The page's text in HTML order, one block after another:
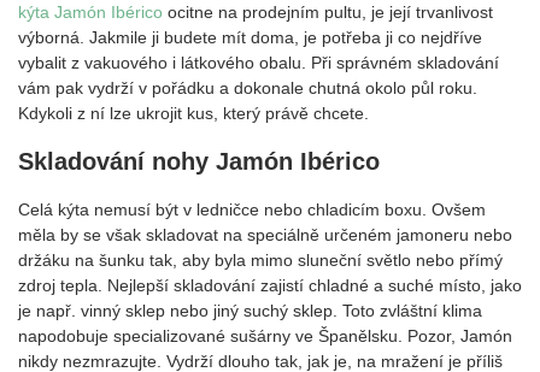
kýta Jamón Ibérico ocitne na prodejním pultu, je její trvanlivost
výborná. Jakmile ji budete mít doma, je potřeba ji co nejdříve
vybalit z vakuového i látkového obalu. Při správném skladování
vám pak vydrží v pořádku a dokonale chutná okolo půl roku.
Kdykoli z ní lze ukrojit kus, který právě chcete.
Skladování nohy Jamón Ibérico
Celá kýta nemusí být v ledničce nebo chladicím boxu. Ovšem
měla by se však skladovat na speciálně určeném jamoneru nebo
držáku na šunku tak, aby byla mimo sluneční světlo nebo přímý
zdroj tepla. Nejlepší skladování zajistí chladné a suché místo, jako
je např. vinný sklep nebo jiný suchý sklep. Toto zvláštní klima
napodobuje specializované sušárny ve Španělsku. Pozor, Jamón
nikdy nezmrazujte. Vydrží dlouho tak, jak je, na mražení je příliš